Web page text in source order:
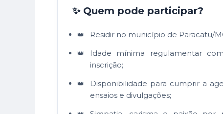
✨ Quem pode participar?
Residir no município de Paracatu/
Idade mínima regulamentar
inscrição;
Disponibilidade para cumprir a
ensaios e divulgações;